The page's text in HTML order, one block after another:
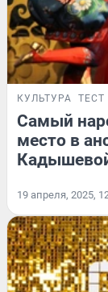
КУЛЬТУРА ТЕСТ
Самый
место в
19 апреля, 2025,